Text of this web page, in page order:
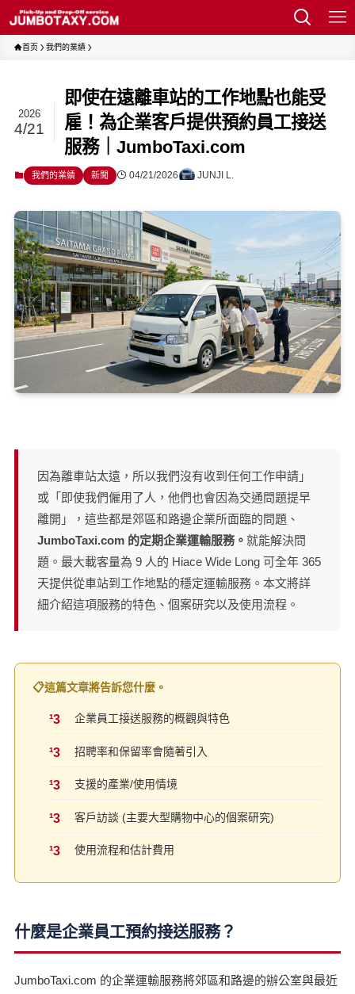
首页 我們的業績
即使在遠離車站的工作地點也能受
雇！為企業客戶提供預約員工接送
服務｜JumboTaxi.com
2026
4/21
我們的業績 新聞 04/21/2026 JUNJI L.
因為離車站太遠，所以我們沒有收到任何工作申請」
或「即使我們僱用了人，他們也會因為交通問題提早
離開」，這些都是郊區和路邊企業所面臨的問題、
JumboTaxi.com 的定期企業運輸服務。 就能解決問
題。最大載客量為 9 人的 Hiace Wide Long 可全年 365
天提供從車站到工作地點的穩定運輸服務。本文將詳
細介紹這項服務的特色、個案研究以及使用流程。
📋這篇文章將告訴您什麼。
企業員工接送服務的概觀與特色
招聘率和保留率會隨著引入
支援的產業/使用情境
客戶訪談 (主要大型購物中心的個案研究)
使用流程和估計費用
什麼是企業員工預約接送服務？
JumboTaxi.com 的企業運輸服務將郊區和路邊的辦公室與最近